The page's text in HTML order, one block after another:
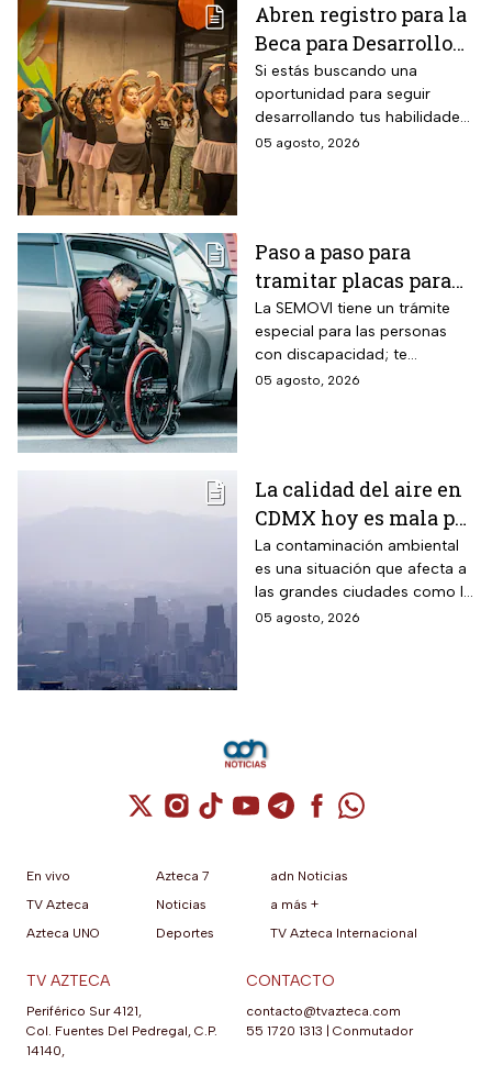
Abren registro para la
Beca para Desarrollo
de Talento PILARES;
requisitos para recibir
hasta 10 mil pesos
Si estás buscando una
oportunidad para seguir
desarrollando tus habilidades
puedes registrarte para la
05 agosto, 2026
Paso a paso para
tramitar placas para
automovilistas con
discapacidad en
CDMX durante 2026
La SEMOVI tiene un trámite
especial para las personas
con discapacidad; te
contamos todo lo que
05 agosto, 2026
La calidad del aire en
CDMX hoy es mala por
partículas PM10;
¿habrá Doble Hoy No
Circula?
La contaminación ambiental
es una situación que afecta a
las grandes ciudades como la
CDMX y cuando los niveles
05 agosto, 2026
Cuenta de X / Twitter (se abre en una
Cuenta de Instagram (se abre en una
Cuenta de TikTok (se abre en
Cuenta de YouTube (se abre
Cuenta de Telegram (se
Cuenta de
Cuenta de
En vivo
TV Azteca
Azteca UNO
Azteca 7
Noticias
Deportes
adn Noticias
a más +
TV Azteca Internacional
TV AZTECA
Periférico Sur 4121,
Col. Fuentes Del Pedregal, C.P.
14140,
CONTACTO
contacto@tvazteca.com
55 1720 1313
Conmutador